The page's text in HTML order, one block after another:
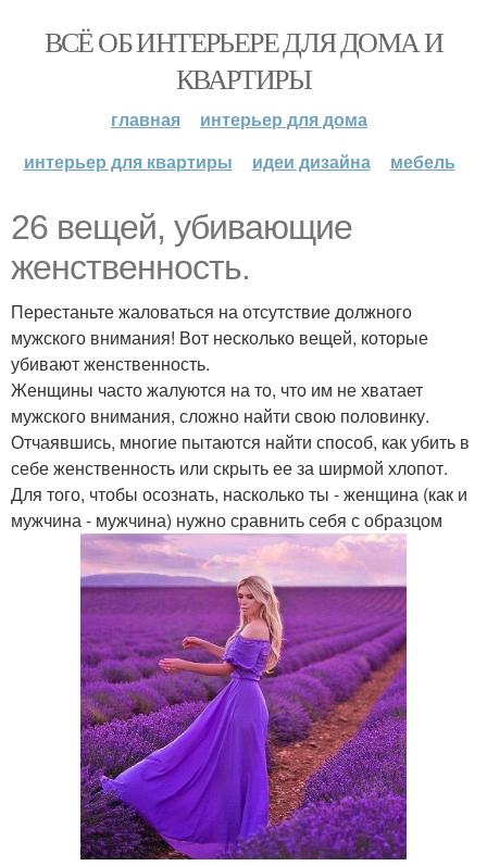
ВСЁ ОБ ИНТЕРЬЕРЕ ДЛЯ ДОМА И
КВАРТИРЫ
главная
интерьер для дома
интерьер для квартиры
идеи дизайна мебель
26 вещей, убивающие
женственность.
Перестаньте жаловаться на отсутствие должного
мужского внимания! Вот несколько вещей, которые
убивают женственность.
Женщины часто жалуются на то, что им не хватает
мужского внимания, сложно найти свою половинку.
Отчаявшись, многие пытаются найти способ, как убить в
себе женственность или скрыть ее за ширмой хлопот.
Для того, чтобы осознать, насколько ты - женщина (как и
мужчина - мужчина) нужно сравнить себя с образцом